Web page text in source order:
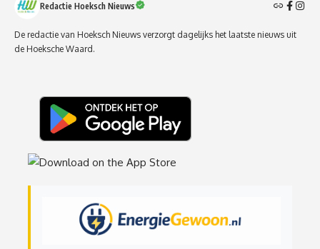
Redactie Hoeksch Nieuws
De redactie van Hoeksch Nieuws verzorgt dagelijks het laatste nieuws uit
de Hoeksche Waard.